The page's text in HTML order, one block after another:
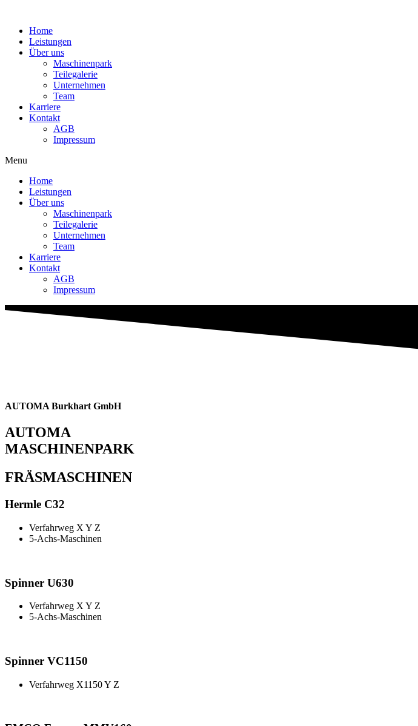
Home
Leistungen
Über uns
Maschinenpark
Teilegalerie
Unternehmen
Team
Karriere
Kontakt
AGB
Impressum
Menu
Home
Leistungen
Über uns
Maschinenpark
Teilegalerie
Unternehmen
Team
Karriere
Kontakt
AGB
Impressum
AUTOMA Burkhart GmbH
AUTOMA
MASCHINENPARK
FRÄSMASCHINEN
Hermle C32
Verfahrweg X Y Z
5-Achs-Maschinen
Spinner U630
Verfahrweg X Y Z
5-Achs-Maschinen
Spinner VC1150
Verfahrweg X1150 Y Z